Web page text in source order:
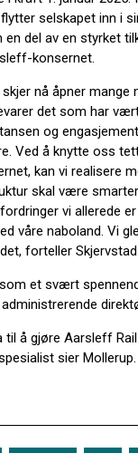
selskapet inn i
en del av en styrket
konsernet.
nå åpner
det som har
og
Ved å knytte oss
kan vi realisere
skal være
vi allerede
våre naboland. Vi
forteller Skjervstad.
et svært
til å gjøre Aarsleff
sier Mollerup.